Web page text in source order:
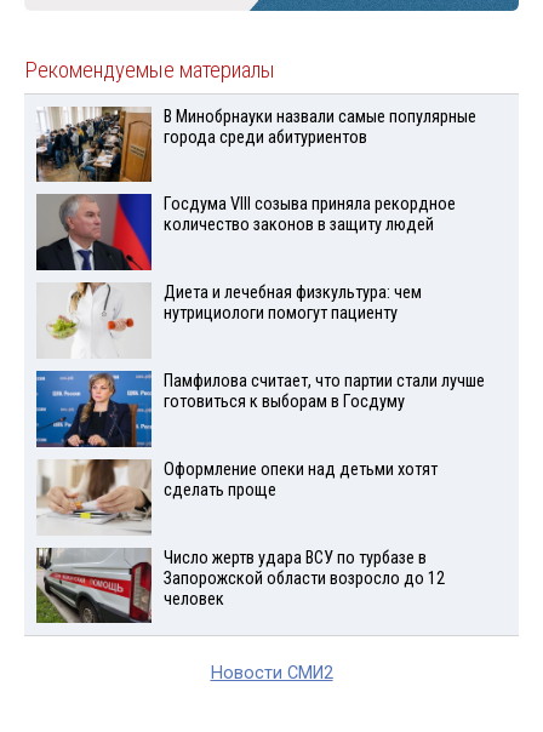
Рекомендуемые материалы
В Минобрнауки назвали самые популярные
города среди абитуриентов
Госдума VIII созыва приняла рекордное
количество законов в защиту людей
Диета и лечебная физкультура: чем
нутрициологи помогут пациенту
Памфилова считает, что партии стали лучше
готовиться к выборам в Госдуму
Оформление опеки над детьми хотят
сделать проще
Число жертв удара ВСУ по турбазе в
Запорожской области возросло до 12
человек
Новости СМИ2